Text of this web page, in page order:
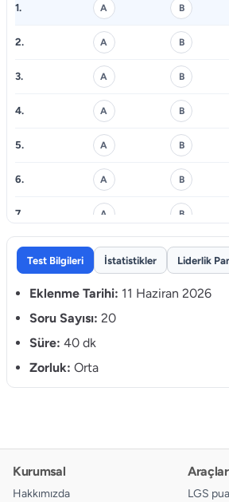
1. A B
2. A B
3. A B
4. A B
5. A B
6. A B
7. A B
8. A B
10. A
12. A B
15.
Test Bilgileri İstatistikler Liderlik
Eklenme Tarihi: 11 Haziran 2026
Soru Sayısı: 20
Süre: 40 dk
Zorluk: Orta
Kurumsal
Hakkımızda
Araçlar
LGS